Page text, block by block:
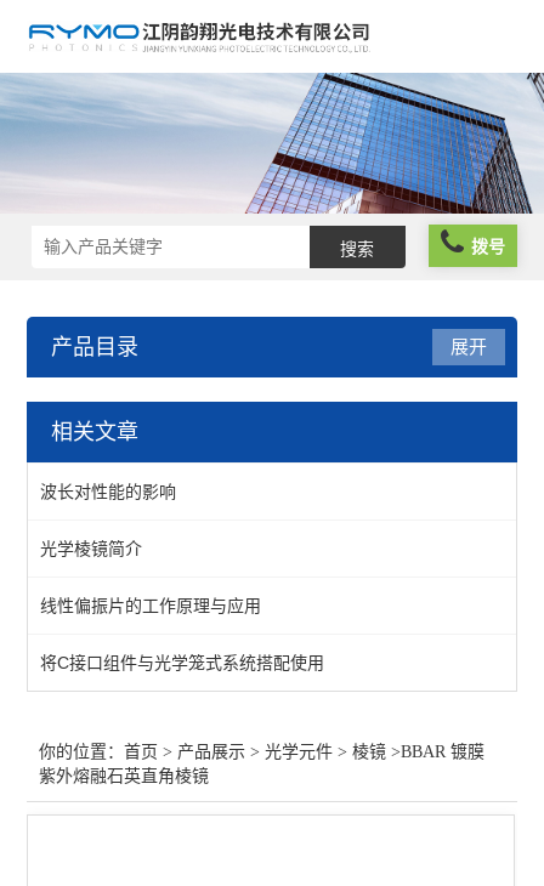
拨号
产品目录
光学元件
过滤片
展开
相关文章
波长对性能的影响
光学棱镜简介
线性偏振片的工作原理与应用
将C接口组件与光学笼式系统搭配使用
你的位置：首页 > 产品展示 >光学元件 >棱镜 >BBAR 镀膜
紫外熔融石英直角棱镜